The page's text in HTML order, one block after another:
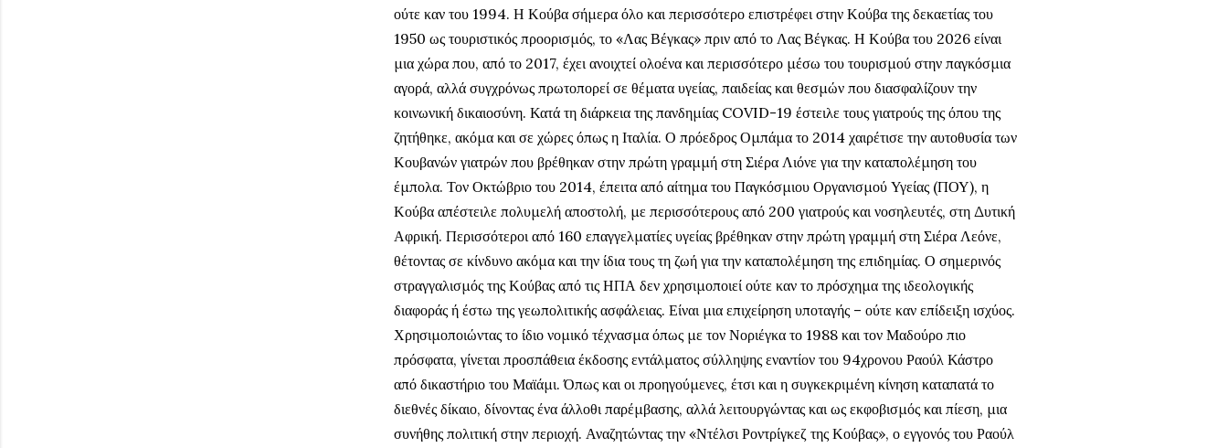
ούτε καν του 1994. Η Κούβα σήμερα όλο και περισσότερο επιστρέφει στην Κούβα της δεκαετίας του
1950 ως τουριστικός προορισμός, το «Λας Βέγκας» πριν από το Λας Βέγκας. Η Κούβα του 2026 είναι
μια χώρα που, από το 2017, έχει ανοιχτεί ολοένα και περισσότερο μέσω του τουρισμού στην παγκόσμια
αγορά, αλλά συγχρόνως πρωτοπορεί σε θέματα υγείας, παιδείας και θεσμών που διασφαλίζουν την
κοινωνική δικαιοσύνη. Κατά τη διάρκεια της πανδημίας COVID-19 έστειλε τους γιατρούς της όπου της
ζητήθηκε, ακόμα και σε χώρες όπως η Ιταλία. Ο πρόεδρος Ομπάμα το 2014 χαιρέτισε την αυτοθυσία των
Κουβανών γιατρών που βρέθηκαν στην πρώτη γραμμή στη Σιέρα Λιόνε για την καταπολέμηση του
έμπολα. Τον Οκτώβριο του 2014, έπειτα από αίτημα του Παγκόσμιου Οργανισμού Υγείας (ΠΟΥ), η
Κούβα απέστειλε πολυμελή αποστολή, με περισσότερους από 200 γιατρούς και νοσηλευτές, στη Δυτική
Αφρική. Περισσότεροι από 160 επαγγελματίες υγείας βρέθηκαν στην πρώτη γραμμή στη Σιέρα Λεόνε,
θέτοντας σε κίνδυνο ακόμα και την ίδια τους τη ζωή για την καταπολέμηση της επιδημίας. Ο σημερινός
στραγγαλισμός της Κούβας από τις ΗΠΑ δεν χρησιμοποιεί ούτε καν το πρόσχημα της ιδεολογικής
διαφοράς ή έστω της γεωπολιτικής ασφάλειας. Είναι μια επιχείρηση υποταγής – ούτε καν επίδειξη ισχύος.
Χρησιμοποιώντας το ίδιο νομικό τέχνασμα όπως με τον Νοριέγκα το 1988 και τον Μαδούρο πιο
πρόσφατα, γίνεται προσπάθεια έκδοσης εντάλματος σύλληψης εναντίον του 94χρονου Ραούλ Κάστρο
από δικαστήριο του Μαϊάμι. Όπως και οι προηγούμενες, έτσι και η συγκεκριμένη κίνηση καταπατά το
διεθνές δίκαιο, δίνοντας ένα άλλοθι παρέμβασης, αλλά λειτουργώντας και ως εκφοβισμός και πίεση, μια
συνήθης πολιτική στην περιοχή. Αναζητώντας την «Ντέλσι Ροντρίγκεζ της Κούβας», ο εγγονός του Ραούλ